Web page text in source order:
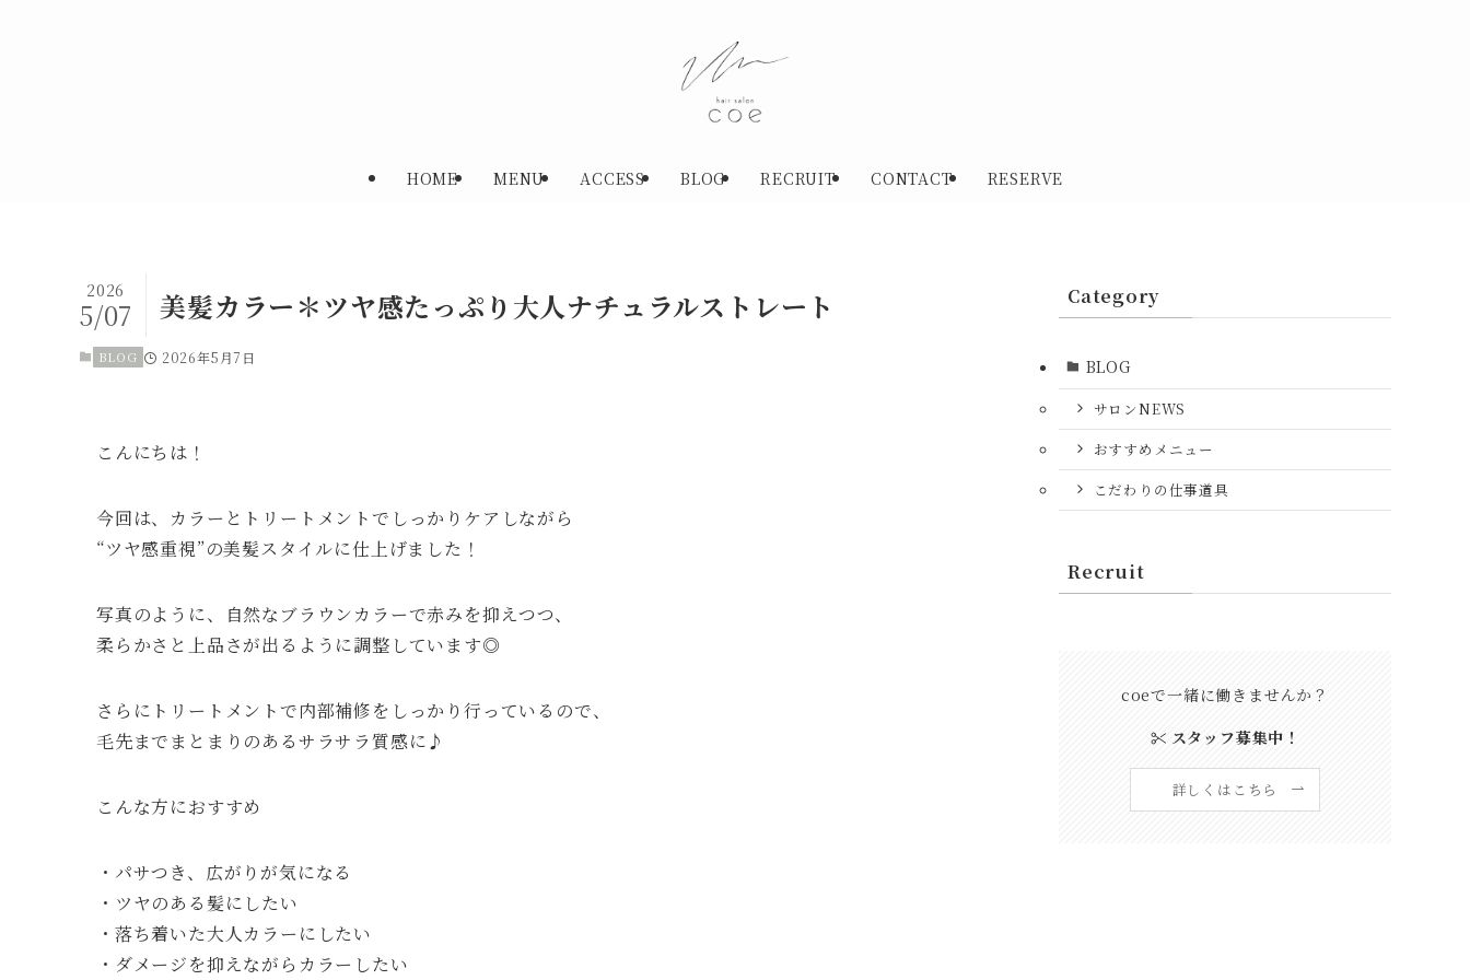
HOME MENU ACCESS BLOG RECRUIT CONTACT RESERVE
美髪カラー＊ツヤ感たっぷり大人ナチュラルストレート
2026
5/07
BLOG 2026年5月7日
こんにちは！
今回は、カラーとトリートメントでしっかりケアしながら
“ツヤ感重視”の美髪スタイルに仕上げました！
写真のように、自然なブラウンカラーで赤みを抑えつつ、
柔らかさと上品さが出るように調整しています◎
さらにトリートメントで内部補修をしっかり行っているので、
毛先までまとまりのあるサラサラ質感に♪
こんな方におすすめ
・パサつき、広がりが気になる
・ツヤのある髪にしたい
・落ち着いた大人カラーにしたい
・ダメージを抑えながらカラーしたい
Category
BLOG
サロンNEWS
おすすめメニュー
こだわりの仕事道具
Recruit
coeで一緒に働きませんか？
スタッフ募集中！
詳しくはこちら